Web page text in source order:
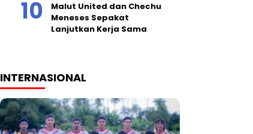
Malut United dan Chechu
Meneses Sepakat
Lanjutkan Kerja Sama
INTERNASIONAL